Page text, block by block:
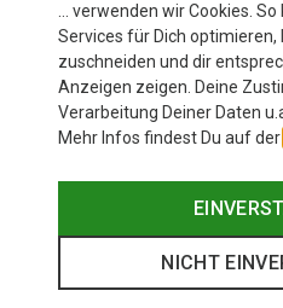
… verwenden wir Cookies.
Services für Dich optimieren,
zuschneiden und dir
Anzeigen zeigen. Deine
Verarbeitung Deiner Daten
Mehr Infos findest Du auf der
NICHT